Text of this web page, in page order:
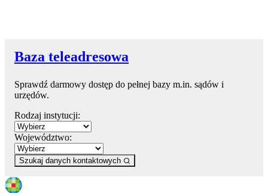
Baza teleadresowa
Sprawdź darmowy dostęp do pełnej bazy m.in. sądów i
urzędów.
Rodzaj instytucji:
Województwo:
Szukaj danych kontaktowych